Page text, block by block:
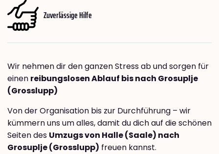
Zuverlässige Hilfe
Wir nehmen dir den ganzen Stress ab und sorgen für
einen reibungslosen Ablauf bis nach Grosuplje
(Grosslupp)
Von der Organisation bis zur Durchführung – wir
kümmern uns um alles, damit du dich auf die schönen
Seiten des Umzugs von Halle (Saale) nach
Grosuplje (Grosslupp) freuen kannst.